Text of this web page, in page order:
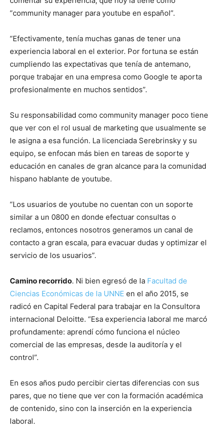
“community manager para youtube en español”.
“Efectivamente, tenía muchas ganas de tener una
experiencia laboral en el exterior. Por fortuna se están
cumpliendo las expectativas que tenía de antemano,
porque trabajar en una empresa como Google te aporta
profesionalmente en muchos sentidos”.
Su responsabilidad como community manager poco tiene
que ver con el rol usual de marketing que usualmente se
le asigna a esa función. La licenciada Serebrinsky y su
equipo, se enfocan más bien en tareas de soporte y
educación en canales de gran alcance para la comunidad
hispano hablante de youtube.
“Los usuarios de youtube no cuentan con un soporte
similar a un 0800 en donde efectuar consultas o
reclamos, entonces nosotros generamos un canal de
contacto a gran escala, para evacuar dudas y optimizar el
servicio de los usuarios”.
Camino recorrido. Ni bien egresó de la Facultad de
Ciencias Económicas de la UNNE en el año 2015, se
radicó en Capital Federal para trabajar en la Consultora
internacional Deloitte. “Esa experiencia laboral me marcó
profundamente: aprendí cómo funciona el núcleo
comercial de las empresas, desde la auditoría y el
control”.
En esos años pudo percibir ciertas diferencias con sus
pares, que no tiene que ver con la formación académica
de contenido, sino con la inserción en la experiencia
laboral.